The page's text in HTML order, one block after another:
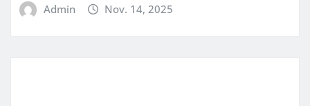
Admin Nov. 14, 2025